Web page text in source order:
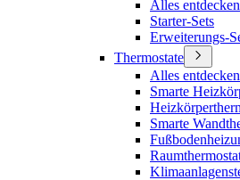
Alles entdecken
Starter-Sets
Erweiterungs-
Thermostate
Alles entdecken
Smarte
Smarte